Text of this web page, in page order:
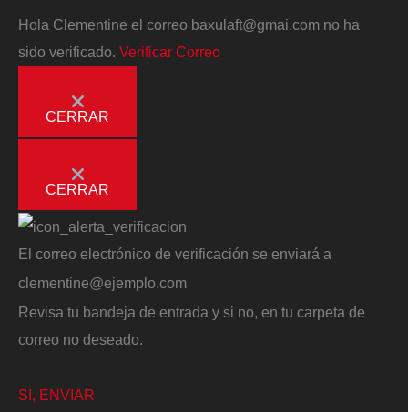
Hola Clementine el correo baxulaft@gmai.com no ha
sido verificado. Verificar Correo
CERRAR
CERRAR
El correo electrónico de verificación se enviará a
clementine@ejemplo.com
Revisa tu bandeja de entrada y si no, en tu carpeta de
correo no deseado.
SI, ENVIAR